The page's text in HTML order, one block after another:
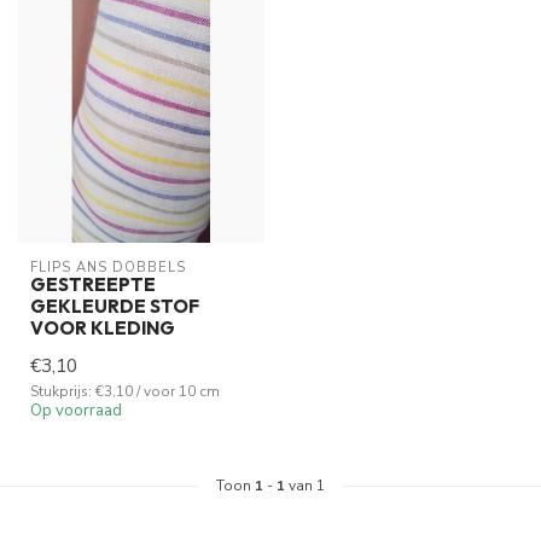
FLIPS ANS DOBBELS
GESTREEPTE
GEKLEURDE STOF
VOOR KLEDING
€3,10
Stukprijs: €3,10 / voor 10 cm
Op voorraad
Toon 1 - 1 van 1